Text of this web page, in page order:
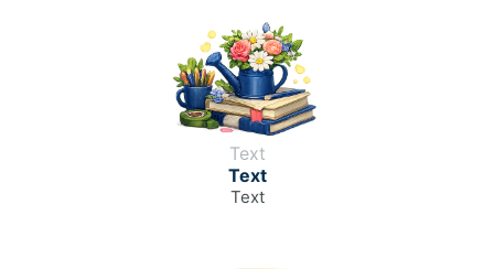
Text
Text
Text